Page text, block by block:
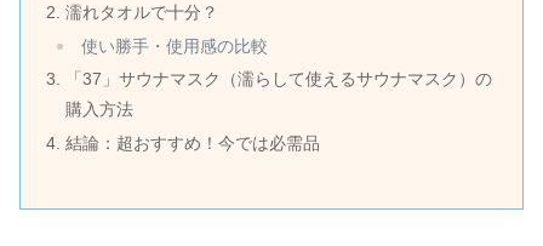
濡れタオルで十分？
使い勝手・使用感の比較
「37」サウナマスク（濡らして使えるサウナマスク）の
購入方法
結論：超おすすめ！今では必需品